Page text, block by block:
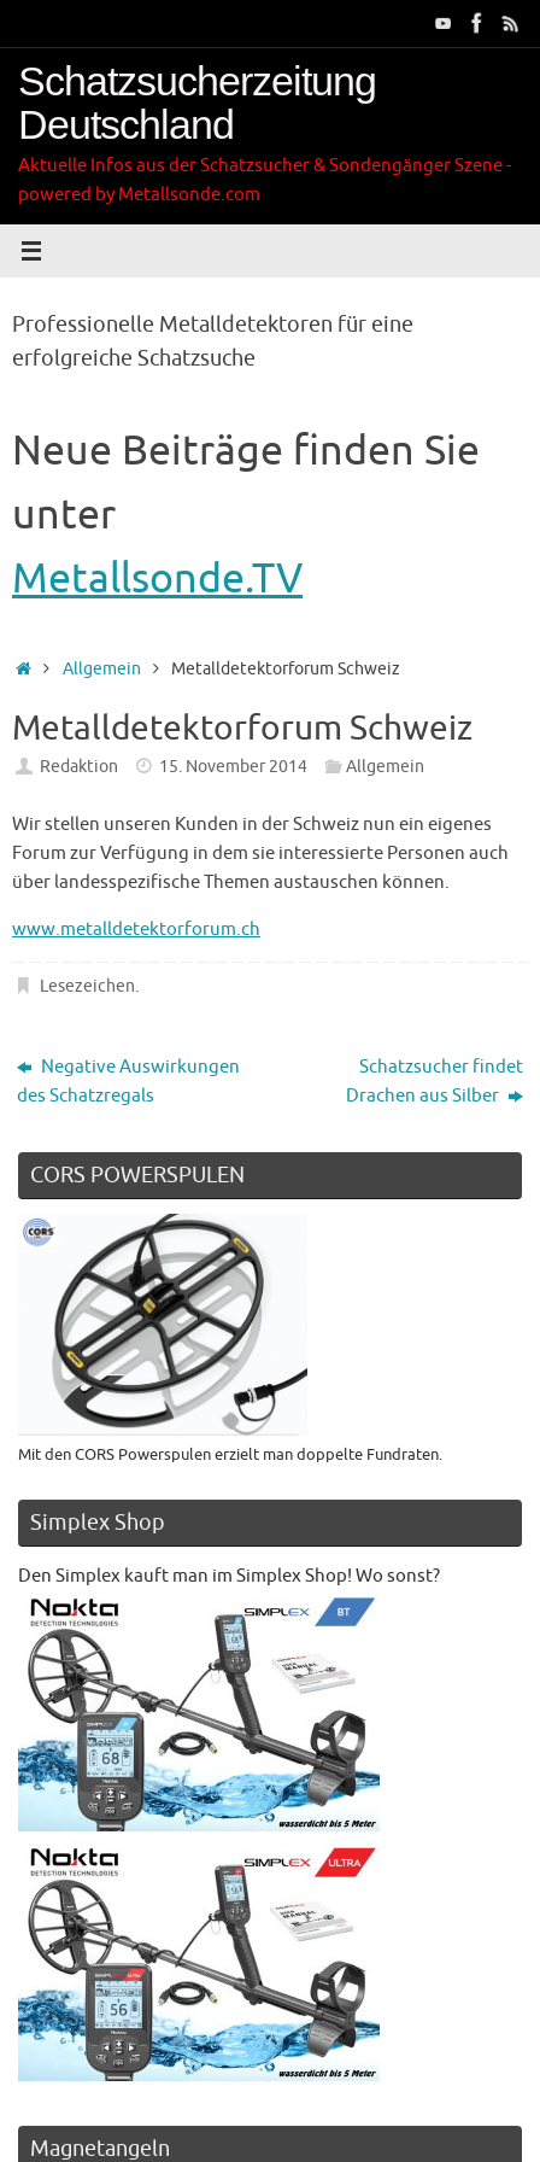
Inhalt
springen
Schatzsucherzeitung
Deutschland
Aktuelle Infos aus der Schatzsucher & Sondengänger Szene -
powered by Metallsonde.com
Professionelle Metalldetektoren für eine
erfolgreiche Schatzsuche
Neue Beiträge finden Sie
unter
Metallsonde.TV
Startseite
Allgemein Metalldetektorforum Schweiz
Metalldetektorforum Schweiz
Redaktion 15. November 2014 Allgemein
Wir stellen unseren Kunden in der Schweiz nun ein eigenes
Forum zur Verfügung in dem sie interessierte Personen auch
über landesspezifische Themen austauschen können.
www.metalldetektorforum.ch
Lesezeichen.
Negative Auswirkungen
des Schatzregals
Schatzsucher findet
Drachen aus Silber
CORS POWERSPULEN
Mit den CORS Powerspulen erzielt man doppelte Fundraten.
Simplex Shop
Den Simplex kauft man im Simplex Shop! Wo sonst?
Magnetangeln